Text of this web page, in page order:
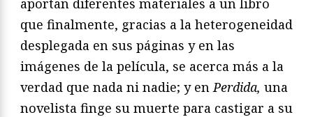
aportan diferentes materiales a un libro
que finalmente, gracias a la heterogeneidad
desplegada en sus páginas y en las
imágenes de la película, se acerca más a la
verdad que nada ni nadie; y enPerdida, una
novelista finge su muerte para castigar a su